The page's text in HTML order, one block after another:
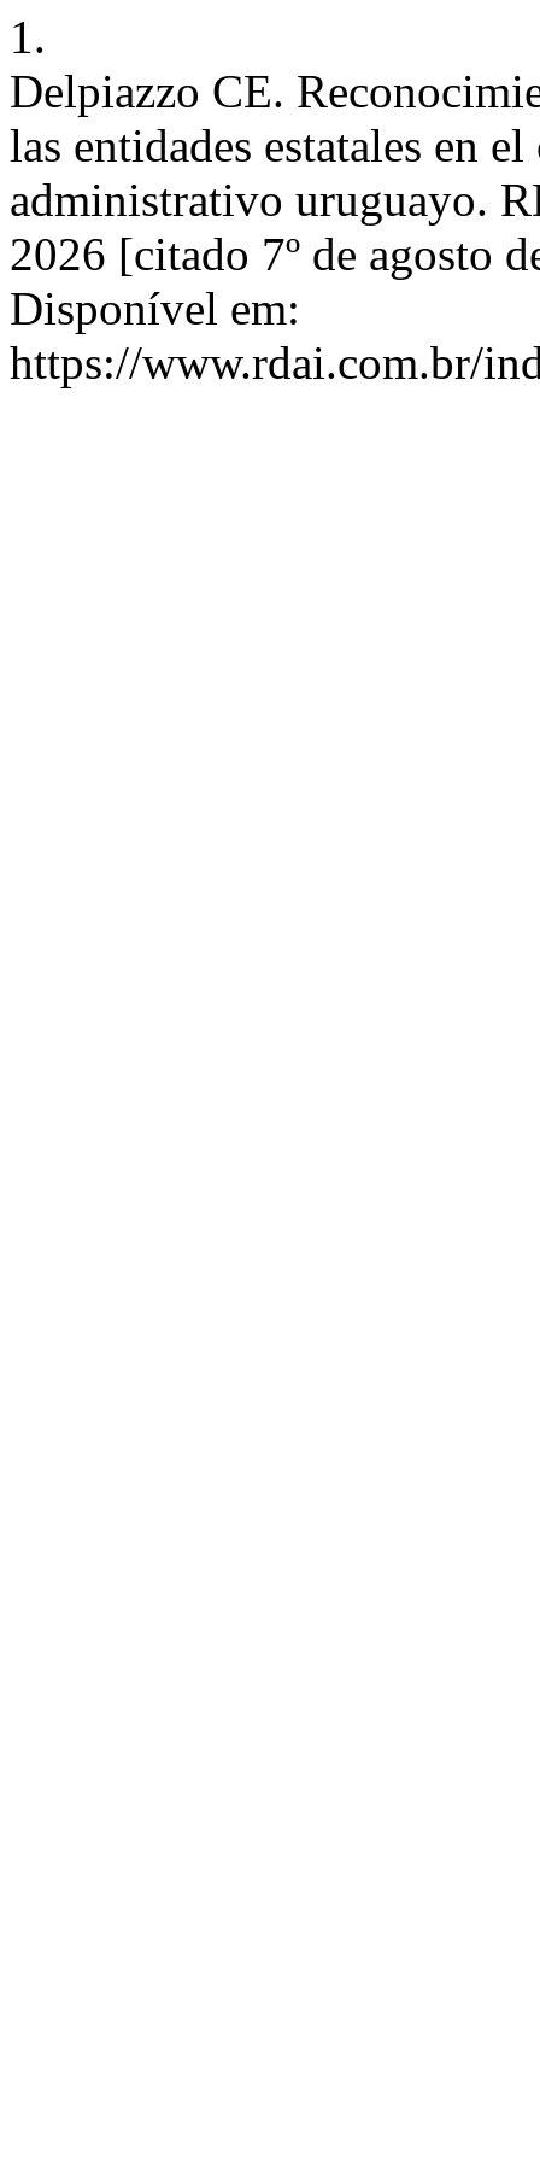
1.
Delpiazzo CE.
las entidades estatales en
administrativo uruguayo.
2026 [citado 7º de agosto
Disponível em:
https://www.rdai.com.br/